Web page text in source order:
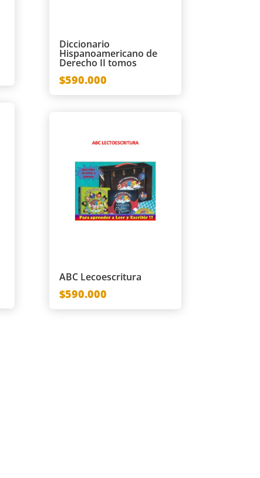
Diccionario
Hispanoamericano de
Derecho II tomos
$590.000
ABC Lecoescritura
$590.000